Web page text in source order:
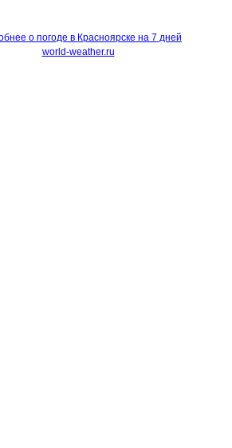
о погоде в Красноярске на 7 дней
world-weather.ru